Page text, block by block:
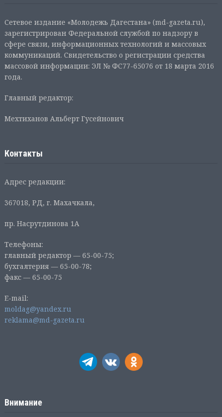
Сетевое издание «Молодежь Дагестана» (md-gazeta.ru),
зарегистрирован Федеральной службой по надзору в
сфере связи, информационных технологий и массовых
коммуникаций. Свидетельство о регистрации средства
массовой информации: ЭЛ № ФС77-65076 от 18 марта 2016
года.
Главный редактор:
Мехтиханов Альберт Гусейнович
Контакты
Адрес редакции:
367018, РД, г. Махачкала,
пр. Насрутдинова 1А
Телефоны:
главный редактор — 65-00-75;
бухгалтерия — 65-00-78;
факс — 65-00-75
E-mail:
moldag@yandex.ru
reklama@md-gazeta.ru
Внимание